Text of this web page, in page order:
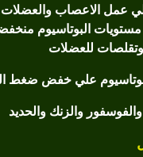
عمل الاعصاب
البوتاسيوم
للعضلات
علي خفض ضغط
والزنك والحديد